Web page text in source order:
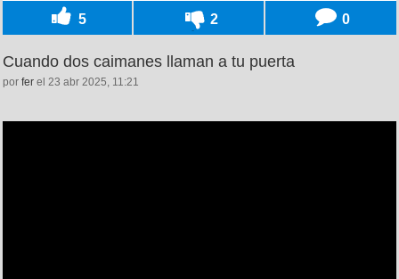
5 2 0
Cuando dos caimanes llaman a tu puerta
por fer el 23 abr 2025, 11:21